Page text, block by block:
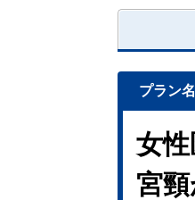
女
宮